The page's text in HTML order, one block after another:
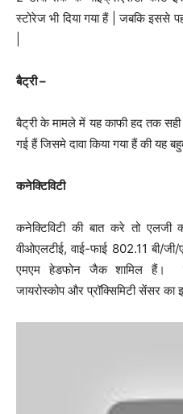
स्टोरेज भी दिया गया हैं | जबकि इससे
बैट्री –
बैट्री के मामले में यह काफी हद तक
गई हैं जिसमे दावा किया गया हैं की यह
कनेक्टिविटी
कनेक्टिविटी की बात करे तो
वीओएलटीई, वाई-फाई 802.11 बी/
एमएम हेडफोन जैक शामिल हैं।
जायरोस्कोप और प्रॉक्सिमिटी सेंसर का